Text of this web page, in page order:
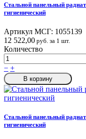
Стальной панельный
гигиенический
Артикул МСГ: 1055139
12 522,00 руб. за 1 шт.
Количество
− +
В корзину
Стальной панельный
гигиенический